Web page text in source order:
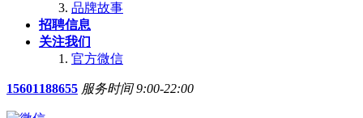
品牌故事
招聘信息
关注我们
官方微信
15601188655 服务时间 9:00-22:00